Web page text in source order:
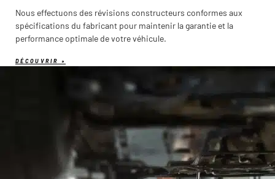
Nous effectuons des révisions constructeurs conformes aux
spécifications du fabricant pour maintenir la garantie et la
performance optimale de votre véhicule.
DÉCOUVRIR »